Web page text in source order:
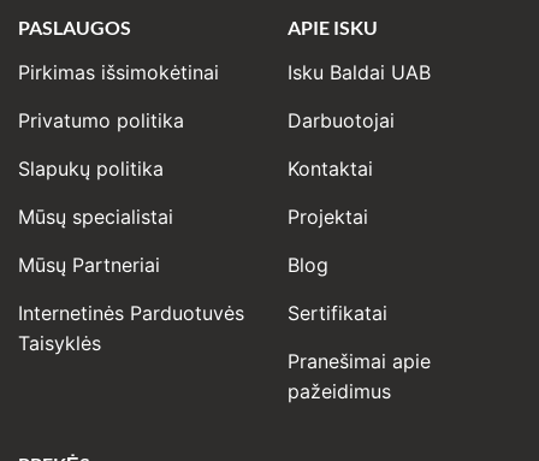
PASLAUGOS
Pirkimas išsimokėtinai
Privatumo politika
Slapukų politika
Mūsų specialistai
Mūsų Partneriai
Internetinės Parduotuvės
Taisyklės
APIE ISKU
Isku Baldai UAB
Darbuotojai
Kontaktai
Projektai
Blog
Sertifikatai
Pranešimai apie
pažeidimus